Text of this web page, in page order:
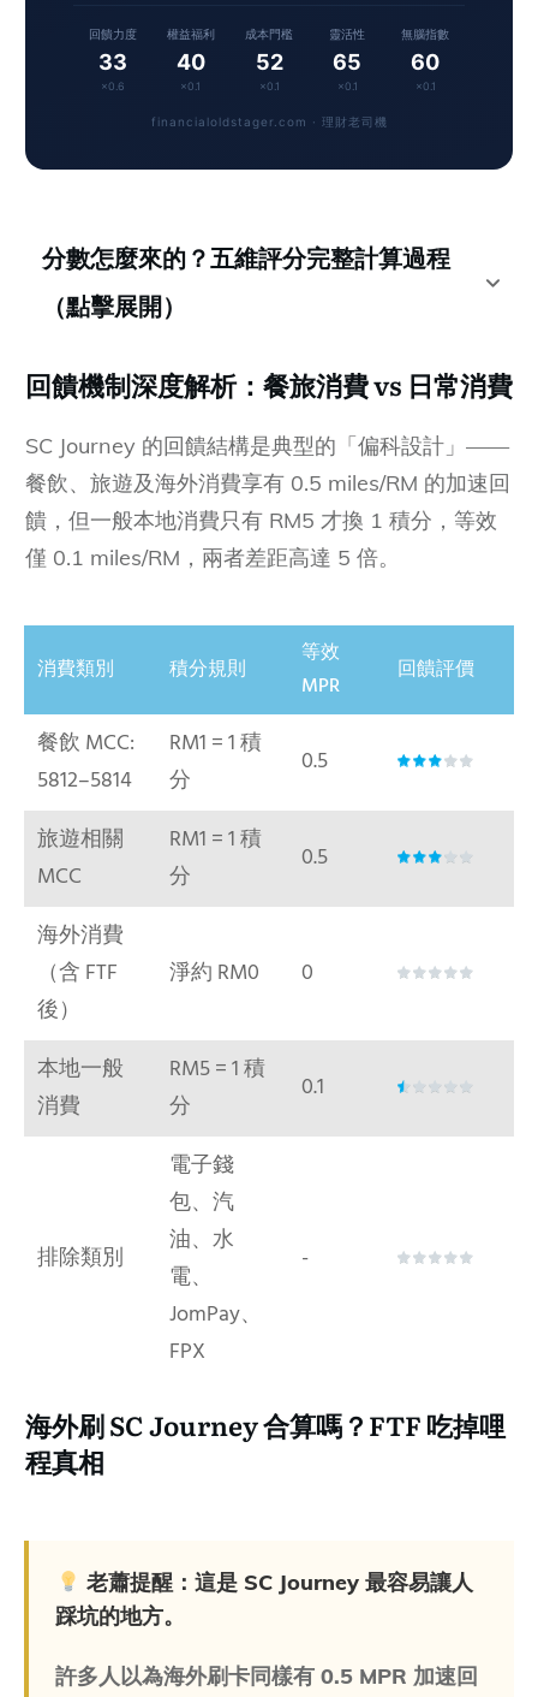
回饋力度
33
×0.6
權益福利
40
×0.1
成本門檻
52
×0.1
靈活性
65
×0.1
無腦指數
60
×0.1
financialoldstager.com · 理財老司機
分數怎麼來的？五維評分完整計算過程
（點擊展開）
回饋機制深度解析：餐旅消費 vs 日常消費
SC Journey 的回饋結構是典型的「偏科設計」——
餐飲、旅遊及海外消費享有 0.5 miles/RM 的加速回
饋，但一般本地消費只有 RM5 才換 1 積分，等效
僅 0.1 miles/RM，兩者差距高達 5 倍。
消費類別 積分規則
等效
MPR
回饋評價
餐飲 MCC:
5812–5814
RM1 = 1 積
分
0.5
旅遊相關
MCC
RM1 = 1 積
分
0.5
海外消費
（含 FTF
後）
淨約 RM0 0
本地一般
消費
RM5 = 1 積
分
0.1
排除類別
電子錢
包、汽
油、水
電、
JomPay、
FPX
-
海外刷 SC Journey 合算嗎？FTF 吃掉哩
程真相
老蕭提醒：這是 SC Journey 最容易讓人
踩坑的地方。
許多人以為海外刷卡同樣有 0.5 MPR 加速回